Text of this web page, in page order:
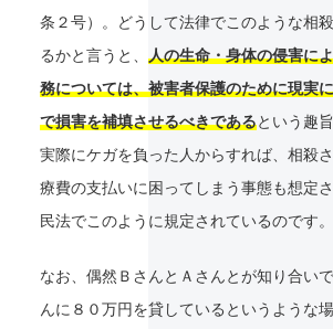
条２号）。どうして法律でこのような相
るかと言うと、 人の生命・身体の侵害に
務については、被害者保護のために現実
で損害を補填させるべきであるという趣
実際にケガを負った人からすれば、相殺
療費の支払いに困ってしまう事態も想定さ
民法でこのように規定されているのです。
なお、偶然ＢさんとＡさんとが知り合い
んに８０万円を貸しているというような